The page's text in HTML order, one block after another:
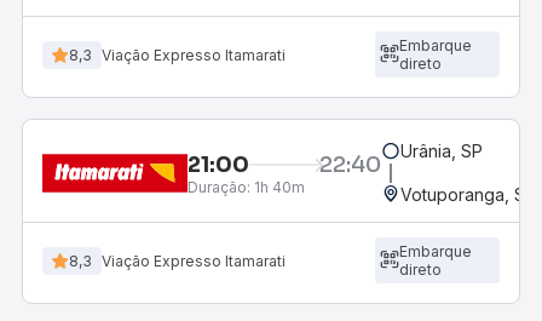
8,3 Viação Expresso Itamarati
Embarque
direto
21:00 22:40
Duração: 1h 40m
Urânia, SP
Votuporanga, SP
8,3 Viação Expresso Itamarati
Embarque
direto